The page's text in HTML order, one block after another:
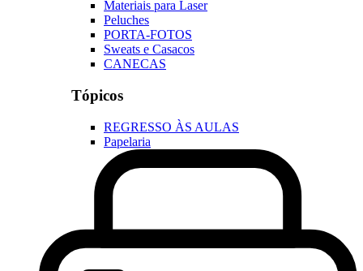
Materiais para Laser
Peluches
PORTA-FOTOS
Sweats e Casacos
CANECAS
Tópicos
REGRESSO ÀS AULAS
Papelaria